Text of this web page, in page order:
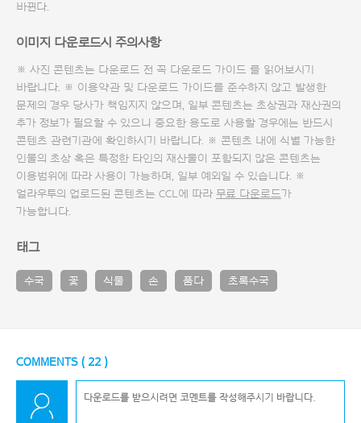
바뀐다.
이미지 다운로드시 주의사항
※ 사진 콘텐츠는 다운로드 전 꼭 다운로드 가이드 를 읽어보시기
바랍니다. ※ 이용약관 및 다운로드 가이드를 준수하지 않고 발생한
문제의 경우 당사가 책임지지 않으며, 일부 콘텐츠는 초상권과 재산권의
추가 정보가 필요할 수 있으니 중요한 용도로 사용할 경우에는 반드시
콘텐츠 관련기관에 확인하시기 바랍니다. ※ 콘텐츠 내에 식별 가능한
인물의 초상 혹은 특정한 타인의 재산물이 포함되지 않은 콘텐츠는
이용범위에 따라 사용이 가능하며, 일부 예외일 수 있습니다. ※
얼라우투의 업로드된 콘텐츠는 CCL에 따라 무료 다운로드가
가능합니다.
태그
수국 꽃 식물 손 품다 초록수국
COMMENTS ( 22 )